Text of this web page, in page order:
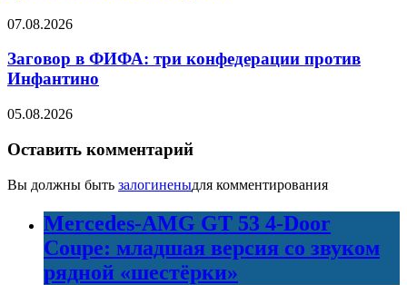
07.08.2026
Заговор в ФИФА: три конфедерации против
Инфантино
05.08.2026
Оставить комментарий
Вы должны быть залогиненыдля комментирования
Mercedes-AMG GT 53 4-Door
Coupe: младшая версия со звуком
рядной «шестёрки»